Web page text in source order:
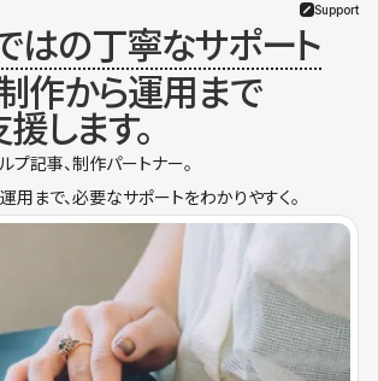
Support
はの丁寧なサポート
制作から運用まで
します。
プ記事、制作パートナー。
用まで、必要なサポートをわかりやすく。